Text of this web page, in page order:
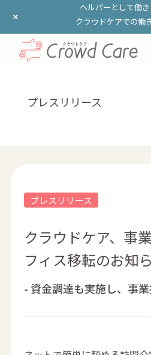
ヘルパーとして働き
クラウドケアでの働
ヘルパーとして働き
クラウドケアでの働
プレスリリース
プレスリリース
クラウドケア、事
フィス移転のお知
- 資金調達も実施し、事